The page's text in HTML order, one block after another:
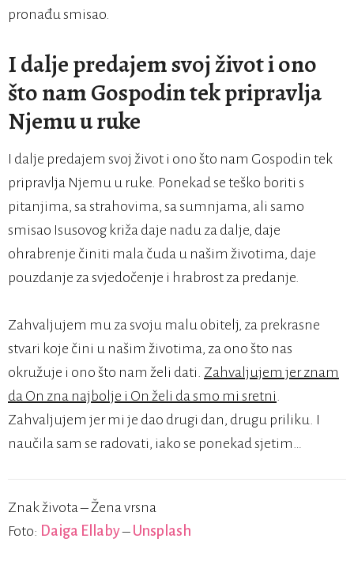
pronađu smisao.
I dalje predajem svoj život i ono
što nam Gospodin tek pripravlja
Njemu u ruke
I dalje predajem svoj život i ono što nam Gospodin tek
pripravlja Njemu u ruke. Ponekad se teško boriti s
pitanjima, sa strahovima, sa sumnjama, ali samo
smisao Isusovog križa daje nadu za dalje, daje
ohrabrenje činiti mala čuda u našim životima, daje
pouzdanje za svjedočenje i hrabrost za predanje.
Zahvaljujem mu za svoju malu obitelj, za prekrasne
stvari koje čini u našim životima, za ono što nas
okružuje i ono što nam želi dati. Zahvaljujem jer znam
da On zna najbolje i On želi da smo mi sretni.
Zahvaljujem jer mi je dao drugi dan, drugu priliku. I
naučila sam se radovati, iako se ponekad sjetim…
Znak života – Žena vrsna
Foto: Daiga Ellaby– Unsplash